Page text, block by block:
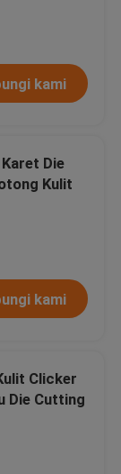
kami
Die
Kulit
kami
Clicker
Die Cutting